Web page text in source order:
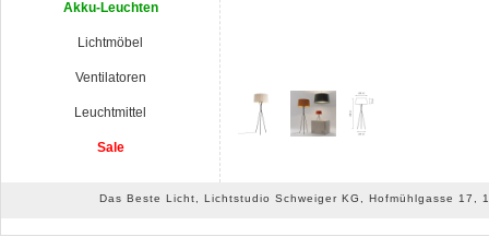
Akku-Leuchten
Lichtmöbel
Ventilatoren
Leuchtmittel
Sale
Das Beste Licht, Lichtstudio Schweiger KG, Hofmühlgasse